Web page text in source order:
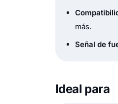
más.
Señal de
Ideal para